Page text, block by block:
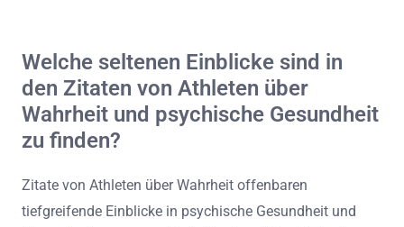
Welche seltenen Einblicke sind in
den Zitaten von Athleten über
Wahrheit und psychische Gesundheit
zu finden?
Zitate von Athleten über Wahrheit offenbaren
tiefgreifende Einblicke in psychische Gesundheit und